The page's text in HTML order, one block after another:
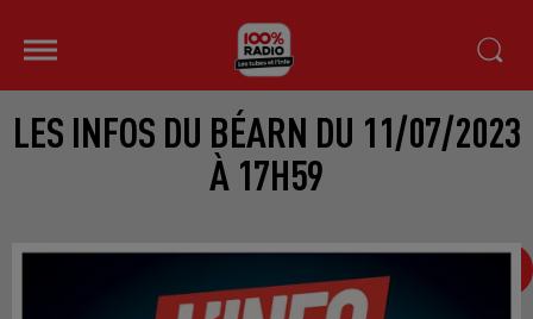
LES INFOS DU BÉARN DU 11/07/2023
À 17H59